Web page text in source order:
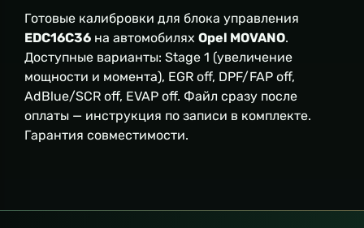
Готовые калибровки для блока управления
EDC16C36 на автомобилях Opel MOVANO.
Доступные варианты: Stage 1 (увеличение
мощности и момента), EGR off, DPF/FAP off,
AdBlue/SCR off, EVAP off. Файл сразу после
оплаты — инструкция по записи в комплекте.
Гарантия совместимости.